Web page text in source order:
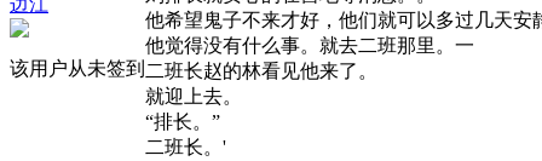
该用户从未签到
他希望鬼子不来才好，他们就可以多过几天安
他觉得没有什么事。就去二班那里。一
二班长赵的林看见他来了。
就迎上去。
“排长。”
二班长。'